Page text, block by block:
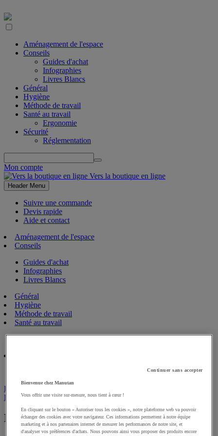
Aménagement de l'espace
Conseils
Guides d'achat
Infographies
Livres Blancs
Général
Hygiène
Méthode de travail
Santé au travail
Ergonomie
Sécurité
Réglementation
Mon compte
Vers la boutique en ligne
Header Menu
Suivre une commande
Devis rapide
Aide et contact
Aménagement de l'espace
Conseils
Guides d'achat
Infographies
Livres Blancs
Général
Hygiène
Méthode de travail
Santé au travail
Retour au blog
Précédent|Suivant
Les 3 piliers d’un entrepôt performant
Continuer sans accepter
Bienvenue chez Manutan
Vous offrir une visite sur-mesure, nous tient à cœur !
En cliquant sur le bouton « Autoriser tous les cookies », notre plateforme web va pouvoir
échanger des cookies avec votre navigateur. Ces informations permettent à notre équipe
marketing et à nos partenaires internet de mesurer les performances de notre site, et
d'analyser vos préférences d'achats. Nous pouvons ainsi vous proposer des produits encore